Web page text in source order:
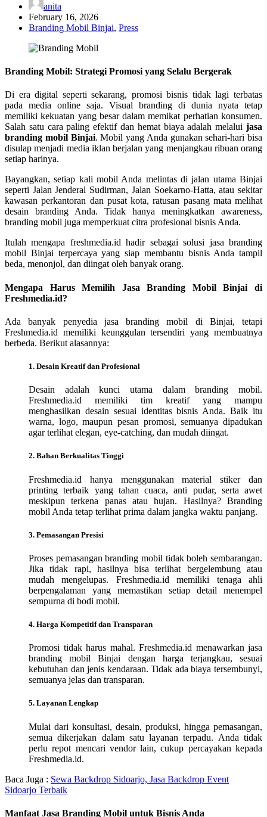
anita
February 16, 2026
Branding Mobil Binjai, Press
Branding Mobil: Strategi Promosi yang Selalu Bergerak
Di era digital seperti sekarang, promosi bisnis tidak lagi terbatas
pada media online saja. Visual branding di dunia nyata tetap
memiliki kekuatan yang besar dalam memikat perhatian konsumen.
Salah satu cara paling efektif dan hemat biaya adalah melalui jasa
branding mobil Binjai. Mobil yang Anda gunakan sehari-hari bisa
disulap menjadi media iklan berjalan yang menjangkau ribuan orang
setiap harinya.
Bayangkan, setiap kali mobil Anda melintas di jalan utama Binjai
seperti Jalan Jenderal Sudirman, Jalan Soekarno-Hatta, atau sekitar
kawasan perkantoran dan pusat kota, ratusan pasang mata melihat
desain branding Anda. Tidak hanya meningkatkan awareness,
branding mobil juga memperkuat citra profesional bisnis Anda.
Itulah mengapa freshmedia.id hadir sebagai solusi jasa branding
mobil Binjai terpercaya yang siap membantu bisnis Anda tampil
beda, menonjol, dan diingat oleh banyak orang.
Mengapa Harus Memilih Jasa Branding Mobil Binjai di
Freshmedia.id?
Ada banyak penyedia jasa branding mobil di Binjai, tetapi
Freshmedia.id memiliki keunggulan tersendiri yang membuatnya
berbeda. Berikut alasannya:
1. Desain Kreatif dan Profesional
Desain adalah kunci utama dalam branding mobil.
Freshmedia.id memiliki tim kreatif yang mampu
menghasilkan desain sesuai identitas bisnis Anda. Baik itu
warna, logo, maupun pesan promosi, semuanya dipadukan
agar terlihat elegan, eye-catching, dan mudah diingat.
2. Bahan Berkualitas Tinggi
Freshmedia.id hanya menggunakan material stiker dan
printing terbaik yang tahan cuaca, anti pudar, serta awet
meskipun terkena panas atau hujan. Hasilnya? Branding
mobil Anda tetap terlihat prima dalam jangka waktu panjang.
3. Pemasangan Presisi
Proses pemasangan branding mobil tidak boleh sembarangan.
Jika tidak rapi, hasilnya bisa terlihat bergelembung atau
mudah mengelupas. Freshmedia.id memiliki tenaga ahli
berpengalaman yang memastikan setiap detail menempel
sempurna di bodi mobil.
4. Harga Kompetitif dan Transparan
Promosi tidak harus mahal. Freshmedia.id menawarkan jasa
branding mobil Binjai dengan harga terjangkau, sesuai
kebutuhan dan jenis kendaraan. Tidak ada biaya tersembunyi,
semuanya jelas dan transparan.
5. Layanan Lengkap
Mulai dari konsultasi, desain, produksi, hingga pemasangan,
semua dikerjakan dalam satu layanan terpadu. Anda tidak
perlu repot mencari vendor lain, cukup percayakan kepada
Freshmedia.id.
Baca Juga : Sewa Backdrop Sidoarjo, Jasa Backdrop Event
Sidoarjo Terbaik
Manfaat Jasa Branding Mobil untuk Bisnis Anda